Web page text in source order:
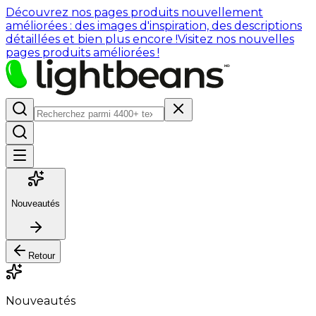
Découvrez nos pages produits nouvellement
améliorées : des images d'inspiration, des descriptions
détaillées et bien plus encore !Visitez nos nouvelles
pages produits améliorées !
Nouveautés
Retour
Nouveautés